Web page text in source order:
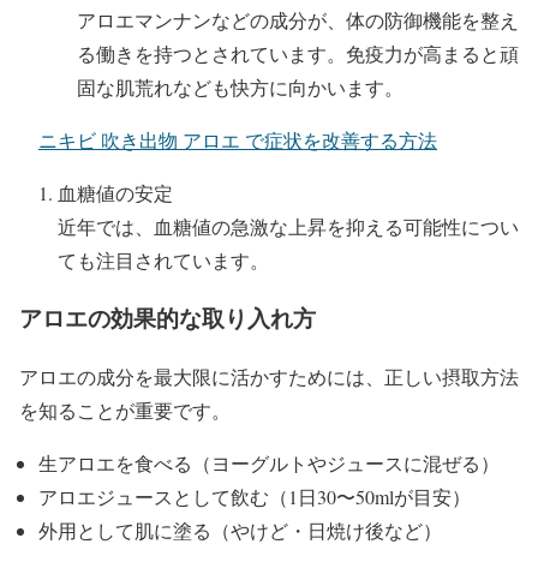
アロエマンナンなどの成分が、体の防御機能を整え
る働きを持つとされています。免疫力が高まると頑
固な肌荒れなども快方に向かいます。
ニキビ 吹き出物 アロエ で症状を改善する方法
血糖値の安定
近年では、血糖値の急激な上昇を抑える可能性につい
ても注目されています。
アロエの効果的な取り入れ方
アロエの成分を最大限に活かすためには、正しい摂取方法
を知ることが重要です。
生アロエを食べる（ヨーグルトやジュースに混ぜる）
アロエジュースとして飲む（1日30〜50mlが目安）
外用として肌に塗る（やけど・日焼け後など）